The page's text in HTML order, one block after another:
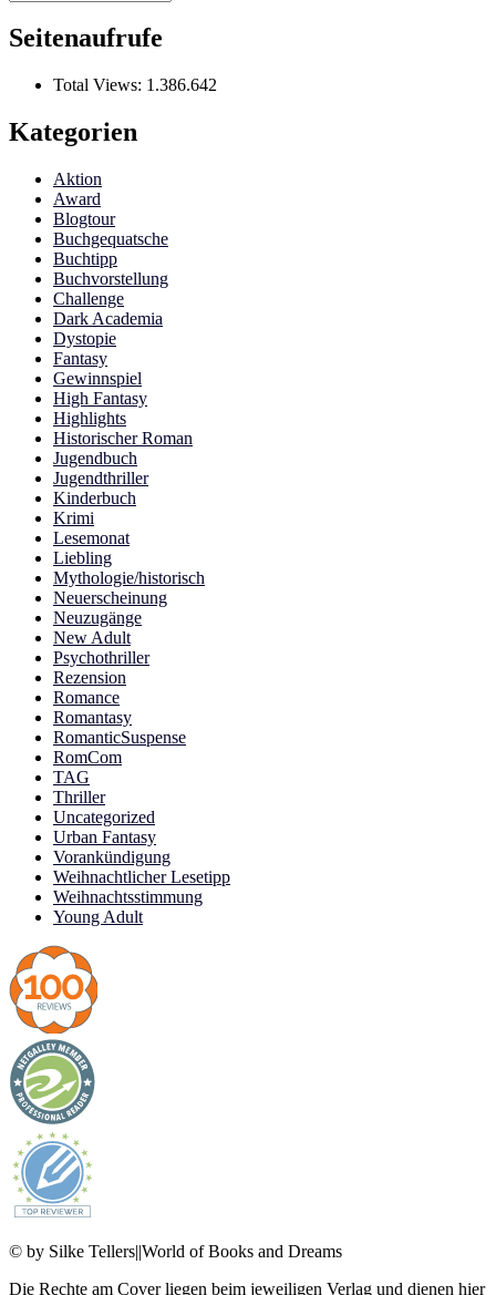
Seitenaufrufe
Total Views: 1.386.642
Kategorien
Aktion
Award
Blogtour
Buchgequatsche
Buchtipp
Buchvorstellung
Challenge
Dark Academia
Dystopie
Fantasy
Gewinnspiel
High Fantasy
Highlights
Historischer Roman
Jugendbuch
Jugendthriller
Kinderbuch
Krimi
Lesemonat
Liebling
Mythologie/historisch
Neuerscheinung
Neuzugänge
New Adult
Psychothriller
Rezension
Romance
Romantasy
RomanticSuspense
RomCom
TAG
Thriller
Uncategorized
Urban Fantasy
Vorankündigung
Weihnachtlicher Lesetipp
Weihnachtsstimmung
Young Adult
© by Silke Tellers||World of Books and Dreams
Die Rechte am Cover liegen beim jeweiligen Verlag und dienen hier